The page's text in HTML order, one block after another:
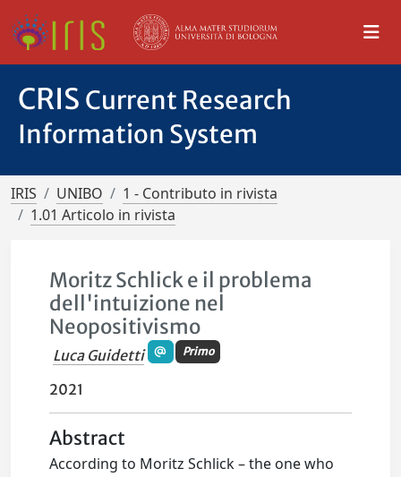
CRIS Current Research
Information System
IRIS UNIBO
1 - Contributo in rivista
1.01 Articolo in rivista
Moritz Schlick e il problema
dell'intuizione nel
Neopositivismo
Luca Guidetti Primo
2021
Abstract
According to Moritz Schlick – the one who